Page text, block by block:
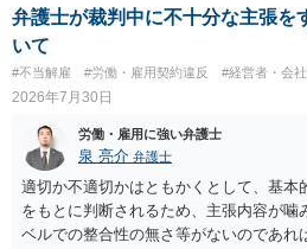
をお勧めします。 ・事務所側の解除で
ト側に損害賠償が発生する建付けにな
し、事務所側が一方的に解除したのにタ
は、合理性や対価性を欠くとして争いや
の重大な契約違反がある場合は、実損害
あります。
弁護士が裁判中に不十分な主張を
いて
#不当解雇 #労働・雇用契約違反 #経営者・会
2026年7月30日
労働・雇用に強い弁護士
泉 亮介 弁護士
適切か不適切かはともかくとして、基本
をもとに判断されるため、主張内容が噛
ベルでの整合性の無さ等がないのであれ